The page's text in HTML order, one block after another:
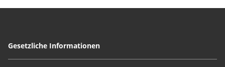
Gesetzliche Informationen